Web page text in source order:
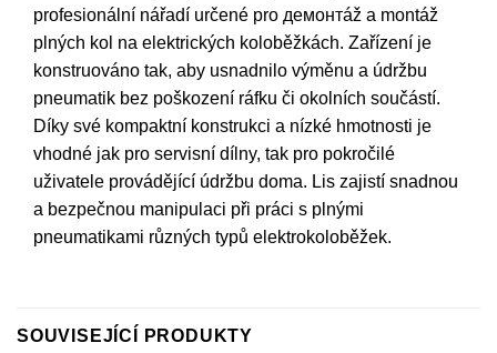
profesionální nářadí určené pro демонтáž a montáž
plných kol na elektrických koloběžkách. Zařízení je
konstruováno tak, aby usnadnilo výměnu a údržbu
pneumatik bez poškození ráfku či okolních součástí.
Díky své kompaktní konstrukci a nízké hmotnosti je
vhodné jak pro servisní dílny, tak pro pokročilé
uživatele provádějící údržbu doma. Lis zajistí snadnou
a bezpečnou manipulaci při práci s plnými
pneumatikami různých typů elektrokoloběžek.
SOUVISEJÍCÍ PRODUKTY